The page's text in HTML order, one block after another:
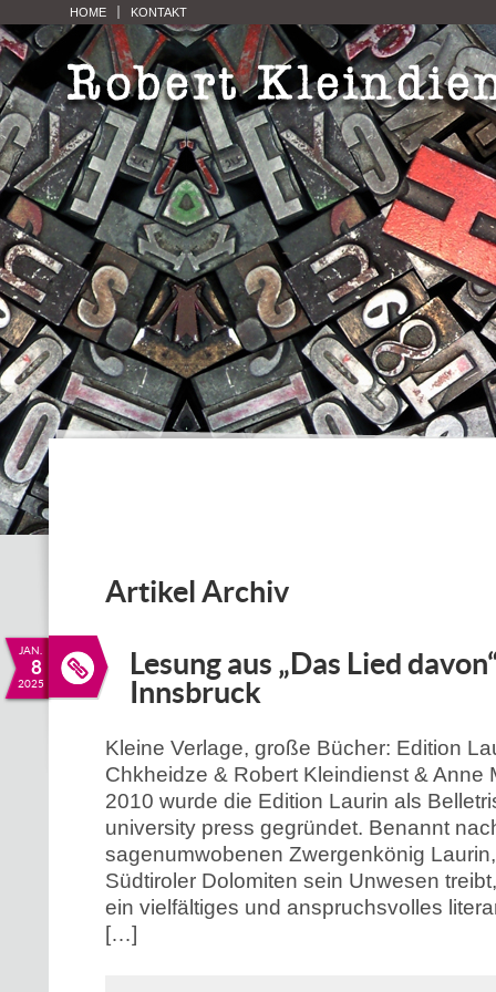
HOME KONTAKT
Artikel Archiv
JAN.
8
2025
Lesung aus „Das Lied
Innsbruck
Kleine Verlage, große Bücher: Edition
Chkheidze & Robert Kleindienst & Anne
2010 wurde die Edition Laurin als
university press gegründet. Benannt
sagenumwobenen Zwergenkönig
Südtiroler Dolomiten sein Unwesen
ein vielfältiges und anspruchsvolles
[…]